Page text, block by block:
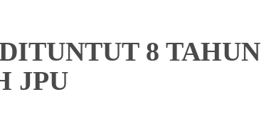
8 TAHUN
JPU